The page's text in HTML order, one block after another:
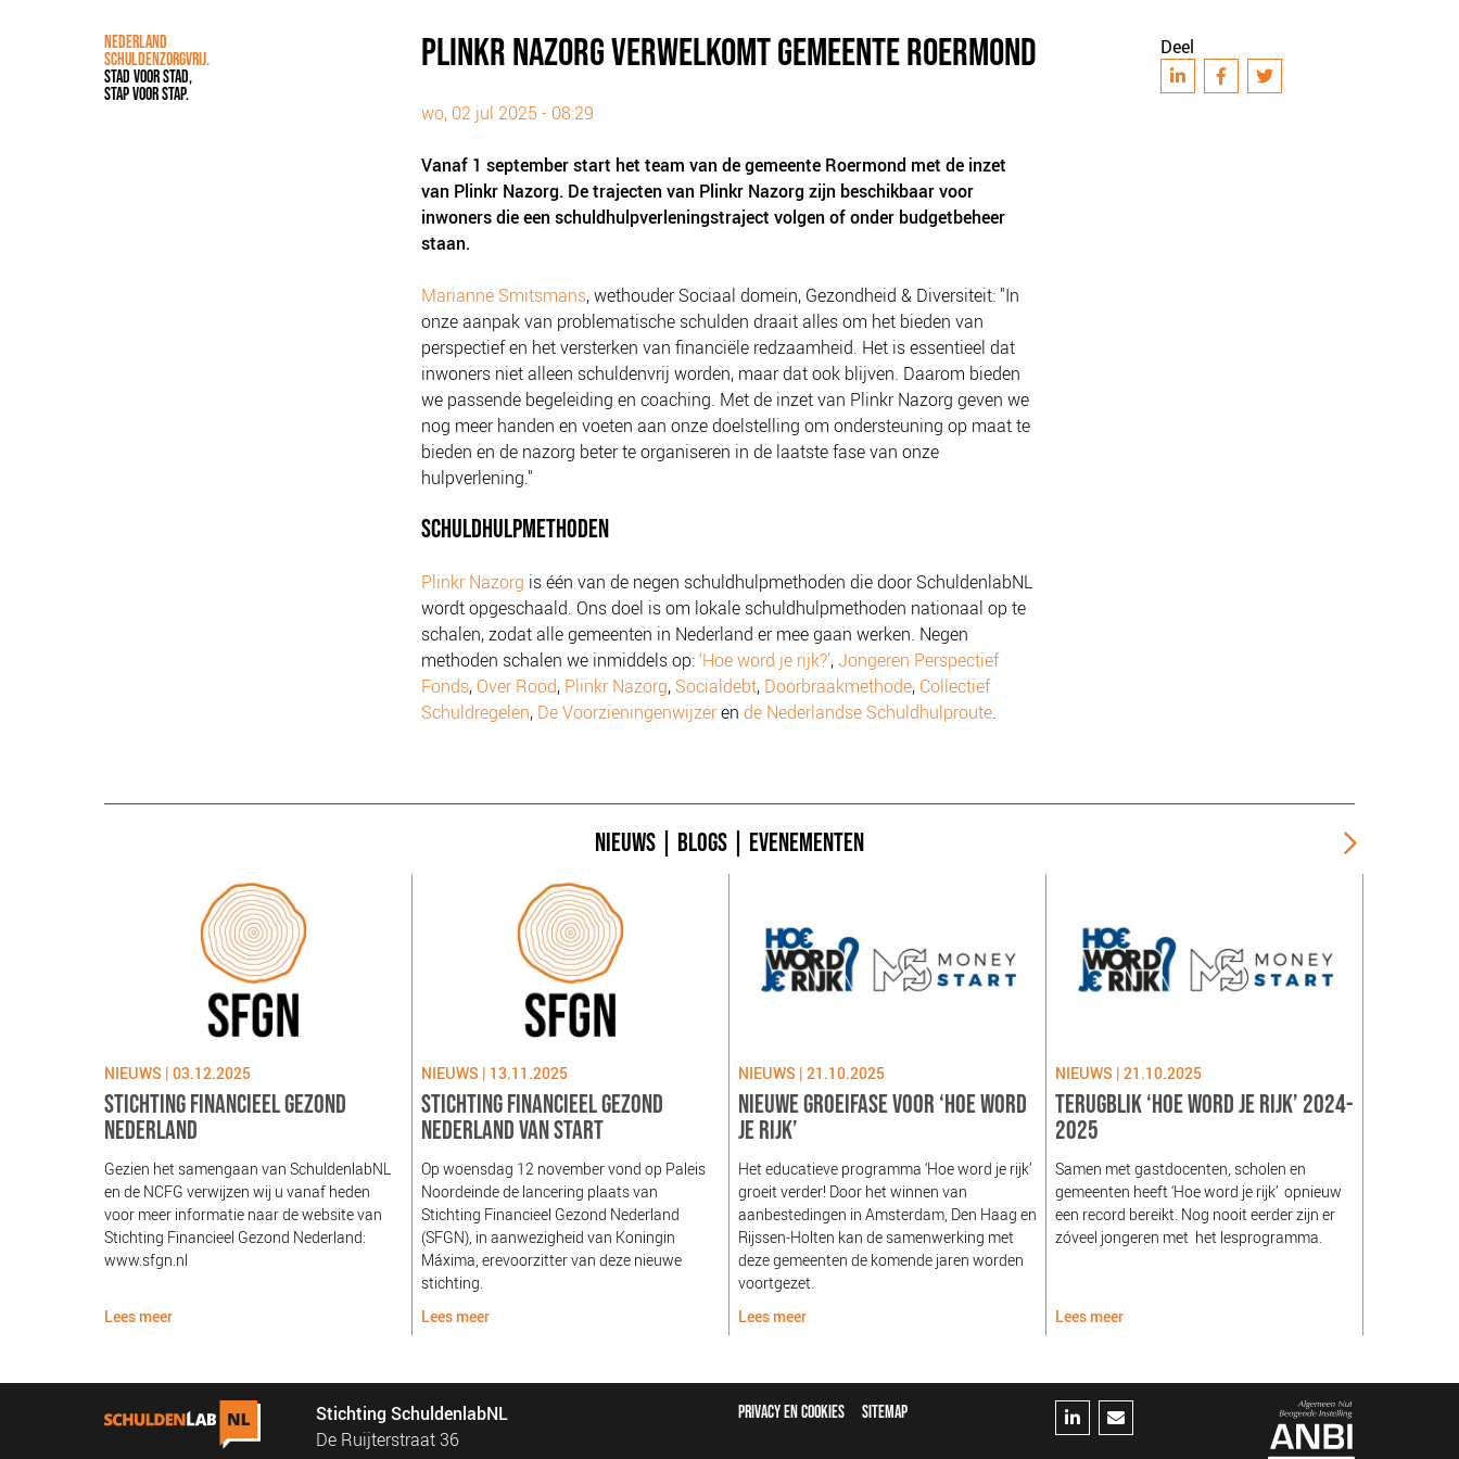
NEDERLAND
SCHULDENZORGVRIJ.
STAD VOOR STAD,
STAP VOOR STAP.
PLINKR NAZORG VERWELKOMT GEMEENTE ROERMOND
wo, 02 jul 2025 - 08:29
Vanaf 1 september start het team van de gemeente Roermond met de inzet
van Plinkr Nazorg. De trajecten van Plinkr Nazorg zijn beschikbaar voor
inwoners die een schuldhulpverleningstraject volgen of onder budgetbeheer
staan.
Marianne Smitsmans, wethouder Sociaal domein, Gezondheid & Diversiteit: "In
onze aanpak van problematische schulden draait alles om het bieden van
perspectief en het versterken van financiële redzaamheid. Het is essentieel dat
inwoners niet alleen schuldenvrij worden, maar dat ook blijven. Daarom bieden
we passende begeleiding en coaching. Met de inzet van Plinkr Nazorg geven we
nog meer handen en voeten aan onze doelstelling om ondersteuning op maat te
bieden en de nazorg beter te organiseren in de laatste fase van onze
hulpverlening."
SCHULDHULPMETHODEN
Plinkr Nazorg is één van de negen schuldhulpmethoden die door SchuldenlabNL
wordt opgeschaald. Ons doel is om lokale schuldhulpmethoden nationaal op te
schalen, zodat alle gemeenten in Nederland er mee gaan werken. Negen
methoden schalen we inmiddels op:‘Hoe word je rijk?’,Jongeren Perspectief
Fonds, Over Rood, Plinkr Nazorg, Socialdebt, Doorbraakmethode, Collectief
Schuldregelen, De Voorzieningenwijzeren de Nederlandse Schuldhulproute.
Deel
NIEUWS BLOGS EVENEMENTEN
NIEUWS | 03.12.2025
STICHTING FINANCIEEL GEZOND
NEDERLAND
Gezien het samengaan van SchuldenlabNL
en de NCFG verwijzen wij u vanaf heden
voor meer informatie naar de website van
Stichting Financieel Gezond Nederland:
www.sfgn.nl
Lees meer
NIEUWS | 13.11.2025
STICHTING FINANCIEEL GEZOND
NEDERLAND VAN START
Op woensdag 12 november vond op Paleis
Noordeinde de lancering plaats van
Stichting Financieel Gezond Nederland
(SFGN), in aanwezigheid van Koningin
Máxima, erevoorzitter van deze nieuwe
stichting.
Lees meer
NIEUWS | 21.10.2025
NIEUWE GROEIFASE VOOR ‘HOE WORD
JE RIJK’
Het educatieve programma ‘Hoe word je rijk’
groeit verder! Door het winnen van
aanbestedingen in Amsterdam, Den Haag en
Rijssen-Holten kan de samenwerking met
deze gemeenten de komende jaren worden
voortgezet.
Lees meer
NIEUWS | 21.10.2025
TERUGBLIK ‘HOE WORD JE RIJK’ 2024-
2025
Samen met gastdocenten, scholen en
gemeenten heeft ‘Hoe word je rijk’ opnieuw
een record bereikt. Nog nooit eerder zijn er
zóveel jongeren met het lesprogramma.
Lees meer
Stichting SchuldenlabNL
De Ruijterstraat 36
FOOTER
PRIVACY EN COOKIES SITEMAP